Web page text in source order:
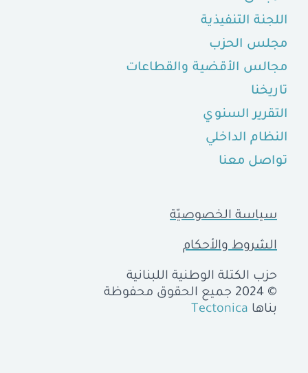
اللجنة التنفيذية
مجلس الحزب
مجالس الأقضية والقطاعات
تاريخنا
التقرير السنوي
النظام الداخلي
تواصل معنا
سياسة الخصوصيّة
الشروط والأحكام
حزب الكتلة الوطنية اللبنانية
© 2024 جميع الحقوق محفوظة
بناها Tectonica